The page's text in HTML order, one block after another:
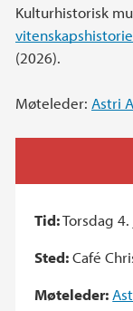
Kulturhistorisk
vitenskapshistorie
(2026).
Møteleder: Astri
Tid:Torsdag
Sted:Café
Møteleder: